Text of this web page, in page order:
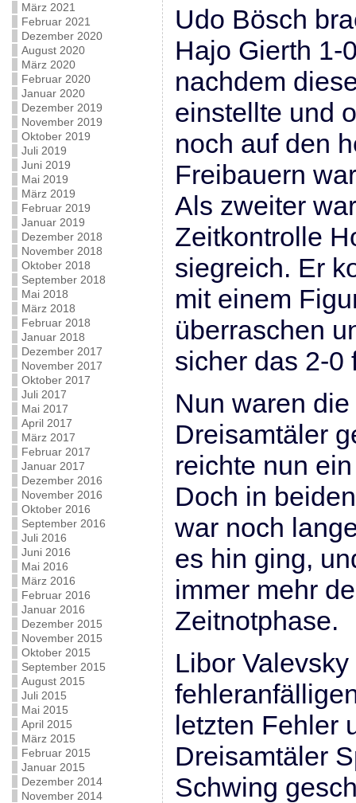
März 2021
Februar 2021
Dezember 2020
August 2020
März 2020
Februar 2020
Januar 2020
Dezember 2019
November 2019
Oktober 2019
Juli 2019
Juni 2019
Mai 2019
März 2019
Februar 2019
Januar 2019
Dezember 2018
November 2018
Oktober 2018
September 2018
Mai 2018
März 2018
Februar 2018
Januar 2018
Dezember 2017
November 2017
Oktober 2017
Juli 2017
Mai 2017
April 2017
März 2017
Februar 2017
Januar 2017
Dezember 2016
November 2016
Oktober 2016
September 2016
Juli 2016
Juni 2016
Mai 2016
März 2016
Februar 2016
Januar 2016
Dezember 2015
November 2015
Oktober 2015
September 2015
August 2015
Juli 2015
Mai 2015
April 2015
März 2015
Februar 2015
Januar 2015
Dezember 2014
November 2014
Udo Bösch
Hajo Gierth 1-
nachdem
einstellte und
noch auf den
Freibauern
Als zweiter
Zeitkontrolle
siegreich. Er
mit einem
überraschen
sicher das 2-0
Nun waren
Dreisamtäler
reichte nun
Doch in
war noch
es hin ging,
immer mehr
Zeitnotphase.
Libor
letzten Fehler
Dreisamtäler
Schwing